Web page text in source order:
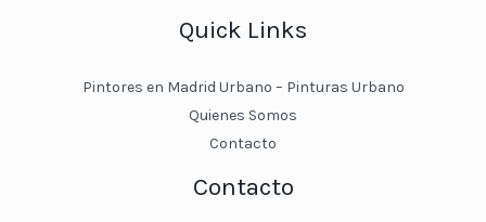
Quick Links
Pintores en Madrid Urbano – Pinturas Urbano
Quienes Somos
Contacto
Contacto